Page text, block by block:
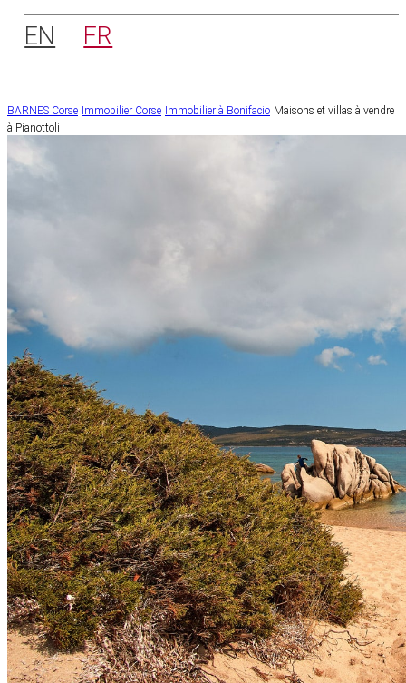
EN FR
BARNES Corse Immobilier Corse Immobilier à Bonifacio Maisons et villas à vendre
à Pianottoli